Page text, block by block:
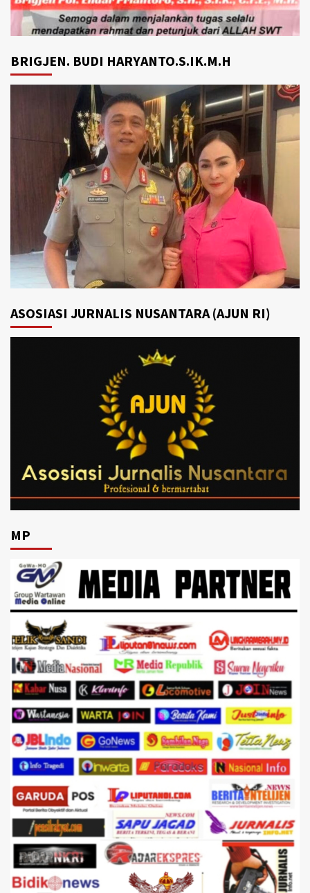
BRIGJEN. BUDI HARYANTO.S.IK.M.H
ASOSIASI JURNALIS NUSANTARA (AJUN RI)
MP